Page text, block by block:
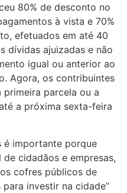
80% de desconto no
à vista e 70%
efetuados em até 40
dívidas ajuizadas e não
igual ou anterior ao
Agora, os contribuintes
parcela ou a
a próxima sexta-feira
é importante porque
cidadãos e empresas,
cofres públicos de
investir na cidade”